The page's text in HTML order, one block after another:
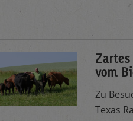
vom
Zu
Texas